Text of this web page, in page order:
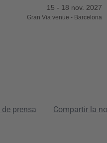
15 - 18 nov. 2027
Gran Via venue - Barcelona
prensa Compartir la